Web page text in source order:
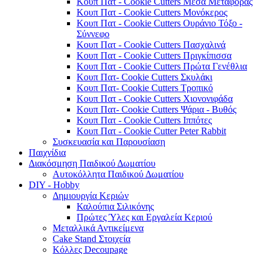
Κουπ Πατ - Cookie Cutters Μονόκερος
Κουπ Πατ - Cookie Cutters Ουράνιο Τόξο -
Σύννεφο
Κουπ Πατ - Cookie Cutters Πασχαλινά
Κουπ Πατ - Cookie Cutters Πριγκίπισσα
Κουπ Πατ - Cookie Cutters Πρώτα Γενέθλια
Κουπ Πατ- Cookie Cutters Σκυλάκι
Κουπ Πατ- Cookie Cutters Τροπικό
Κουπ Πατ - Cookie Cutters Χιονονιφάδα
Κουπ Πατ- Cookie Cutters Ψάρια - Βυθός
Κουπ Πατ - Cookie Cutters Ιππότες
Κουπ Πατ - Cookie Cutter Peter Rabbit
Συσκευασία και Παρουσίαση
Παιχνίδια
Διακόσμηση Παιδικού Δωματίου
Αυτοκόλλητα Παιδικού Δωματίου
DIY - Hobby
Δημιουργία Κεριών
Καλούπια Σιλικόνης
Πρώτες Ύλες και Εργαλεία Κεριού
Μεταλλικά Αντικείμενα
Cake Stand Στοιχεία
Κόλλες Decoupage